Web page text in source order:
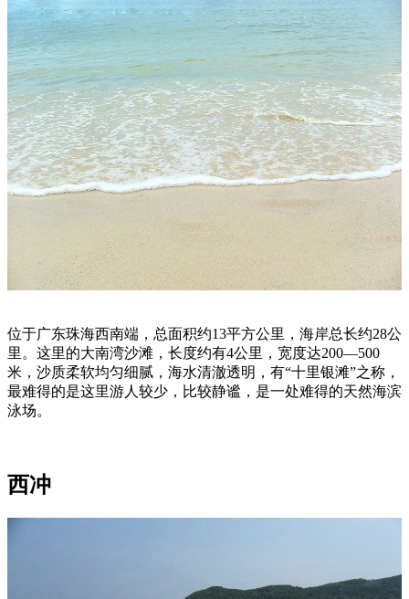
位于广东珠海西南端，总面积约13平方公里，海岸总长约28公
里。这里的大南湾沙滩，长度约有4公里，宽度达200—500
米，沙质柔软均匀细腻，海水清澈透明，有“十里银滩”之称，
最难得的是这里游人较少，比较静谧，是一处难得的天然海滨
泳场。
西冲